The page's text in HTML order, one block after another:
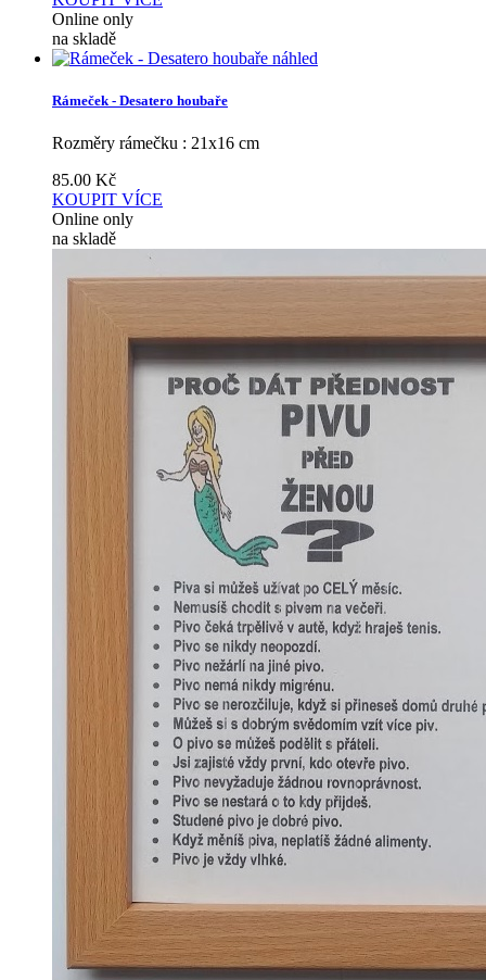
Online only
na skladě
náhled
Rámeček - Desatero houbaře
Rozměry rámečku : 21x16 cm
85.00 Kč
KOUPIT VÍCE
Online only
na skladě